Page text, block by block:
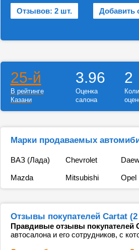
Отзывов: 2 шт. Добавить
25-й
В рейтинге
Казани
3.96
Оценка
салона
2
Марки продаваемых
ВАЗ (Лада) Chevrolet
Mazda Mitsubishi Opel
Отзывы покупателей Cartat (2
Правдивые отзывы покупателей
автосалона и его сотрудников, с